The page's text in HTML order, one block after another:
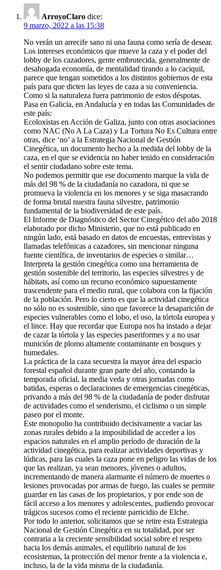
ArroyoClaro dice:
9 marzo, 2022 a las 15:38
No verán un arrecife sano ni una fauna como sería de desear.
Los intereses económicos que mueve la caza y el poder del
lobby de los cazadores, gente embrutecida, generalmente de
desahogada economía, de mentalidad tirando a lo caciquil,
parece que tengan sometidos a los distintos gobiernos de esta
país para que dicten las leyes de caza a su conveniencia.
Como si la naturaleza fuera patrimonio de estos déspotas.
Pasa en Galicia, en Andalucía y en todas las Comunidades de
este país:
Ecoloxistas en Acción de Galiza, junto con otras asociaciones
como NAC (No A La Caza) y La Tortura No Es Cultura entre
otras, dice ‘no’ a la Estrategia Nacional de Gestión
Cinegética, un documento hecho a la medida del lobby de la
caza, en el que se evidencia no haber tenido en consideración
el sentir ciudadano sobre este tema.
No podemos permitir que ese documento marque la vida de
más del 98 % de la ciudadanía no cazadora, ni que se
promueva la violencia en los menores y se siga masacrando
de forma brutal nuestra fauna silvestre, patrimonio
fundamental de la biodiversidad de este país.
El Informe de Diagnóstico del Sector Cinegético del año 2018
elaborado por dicho Ministerio, que no está publicado en
ningún lado, está basado en datos de encuestas, entrevistas y
llamadas telefónicas a cazadores, sin mencionar ninguna
fuente científica, de inventarios de especies o similar…
Interpreta la gestión cinegética como una herramienta de
gestión sostenible del territorio, las especies silvestres y de
hábitats, así como un recurso económico supuestamente
trascendente para el medio rural, que colabora con la fijación
de la población. Pero lo cierto es que la actividad cinegética
no sólo no es sostenible, sino que favorece la desaparición de
especies vulnerables como el lobo, el oso, la tórtola europea y
el lince. Hay que recordar que Europa nos ha instado a dejar
de cazar la tórtola y las especies paseriformes y a no usar
munición de plomo altamente contaminante en bosques y
humedales.
La práctica de la caza secuestra la mayor área del espacio
forestal español durante gran parte del año, contando la
temporada oficial, la media veda y otras jornadas como
batidas, esperas o declaraciones de emergencias cinegéticas,
privando a más del 98 % de la ciudadanía de poder disfrutar
de actividades como el senderismo, el ciclismo o un simple
paseo por el monte.
Este monopolio ha contribuido decisivamente a vaciar las
zonas rurales debido a la imposibilidad de acceder a los
espacios naturales en el amplio período de duración de la
actividad cinegética, para realizar actividades deportivas y
lúdicas, para las cuales la caza pone en peligro las vidas de los
que las realizan, ya sean menores, jóvenes o adultos,
incrementando de manera alarmante el número de muertes o
lesiones provocadas por armas de fuego, las cuales se permite
guardar en las casas de los propietarios, y por ende son de
fácil acceso a los menores y adolescentes, pudiendo provocar
trágicos sucesos como el reciente parricidio de Elche.
Por todo lo anterior, solicitamos que se retire esta Estrategia
Nacional de Gestión Cinegética en su totalidad, por ser
contraria a la creciente sensibilidad social sobre el respeto
hacia los demás animales, el equilibrio natural de los
ecosistemas, la protección del menor frente a la violencia e,
incluso, la de la vida misma de la ciudadanía.